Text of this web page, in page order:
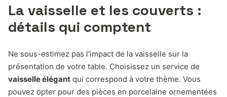
La vaisselle et les couverts :
détails qui comptent
Ne sous-estimez pas l’impact de la vaisselle sur la
présentation de votre table. Choisissez un service de
vaisselle élégant qui correspond à votre thème. Vous
pouvez opter pour des pièces en porcelaine ornementées